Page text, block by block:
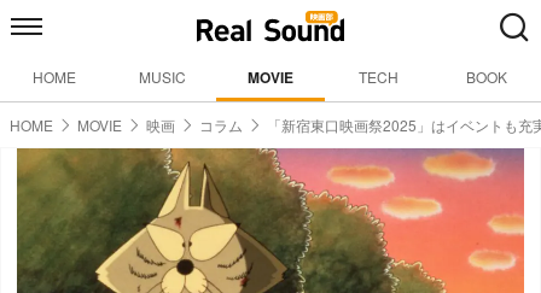
HOME MUSIC MOVIE TECH BOOK
HOME MOVIE 映画 コラム 「新宿東口映画祭2025」はイベントも充